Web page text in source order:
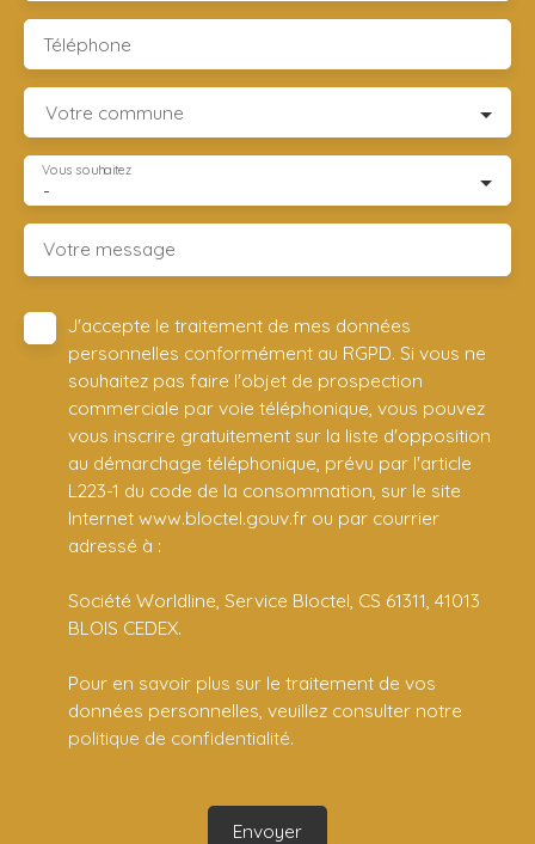
Téléphone
Votre commune
-
Vous souhaitez
Votre message
J'accepte le traitement de mes données
personnelles conformément au RGPD. Si vous ne
souhaitez pas faire l'objet de prospection
commerciale par voie téléphonique, vous pouvez
vous inscrire gratuitement sur la liste d'opposition
au démarchage téléphonique, prévu par l'article
L223-1 du code de la consommation, sur le site
Internet www.bloctel.gouv.fr ou par courrier
adressé à :
Société Worldline, Service Bloctel, CS 61311, 41013
BLOIS CEDEX.
Pour en savoir plus sur le traitement de vos
données personnelles, veuillez consulter notre
politique de confidentialité.
Envoyer